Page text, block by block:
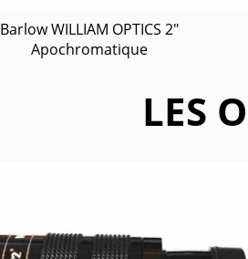
Barlow WILLIAM OPTICS 2"
Apochromatique
LES